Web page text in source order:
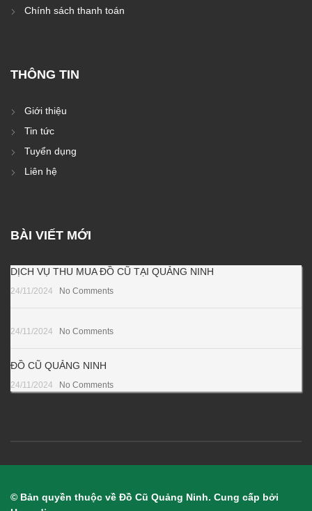
Chính sách thanh toán
THÔNG TIN
Giới thiệu
Tin tức
Tuyển dụng
Liên hệ
BÀI VIẾT MỚI
DỊCH VỤ THU MUA ĐỒ CŨ TẠI QUẢNG NINH
24/11/2024 No Comments
24/11/2024 No Comments
ĐỒ CŨ QUẢNG NINH
24/11/2024 No Comments
© Bản quyền thuộc về Đồ Cũ Quảng Ninh. Cung cấp bởi